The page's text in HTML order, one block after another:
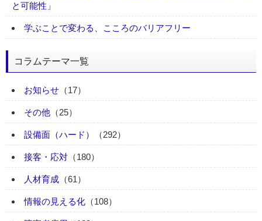
と可能性」
学ぶことで変わる、こころのバリアフリー
コラムテーマ一覧
お知らせ （17）
その他 （25）
設備面（ハード） （292）
接客・応対 （180）
人材育成 （61）
情報の見える化 （108）